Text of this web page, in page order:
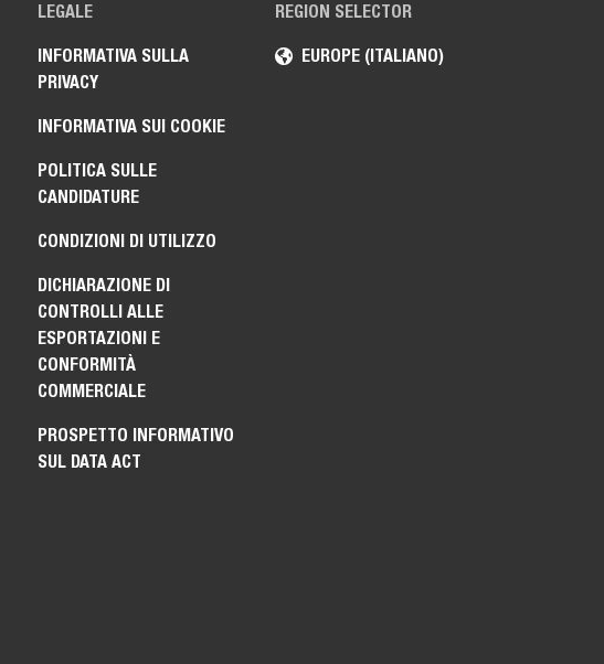
REGION SELECTOR
EUROPE (ITALIANO)
LEGALE
INFORMATIVA SULLA
PRIVACY
INFORMATIVA SUI COOKIE
POLITICA SULLE
CANDIDATURE
CONDIZIONI DI UTILIZZO
DICHIARAZIONE DI
CONTROLLI ALLE
ESPORTAZIONI E
CONFORMITÀ
COMMERCIALE
PROSPETTO INFORMATIVO
SUL DATA ACT